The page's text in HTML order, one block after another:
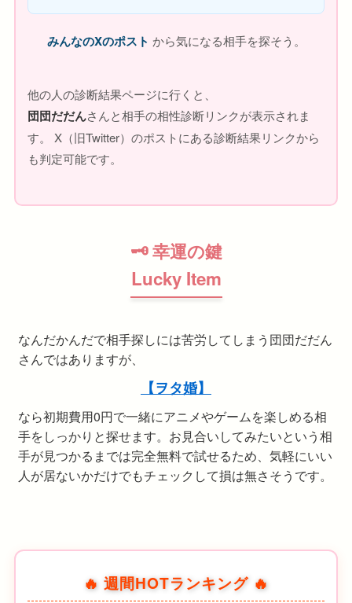
みんなのXのポスト から気になる相手を探そう。
他の人の診断結果ページに行くと、
団団だだんさんと相手の相性診断リンクが表示されま
す。 X（旧Twitter）のポストにある診断結果リンクから
も判定可能です。
🗝 幸運の鍵
Lucky Item
なんだかんだで相手探しには苦労してしまう団団だだん
さんではありますが、
【ヲタ婚】
なら初期費用0円で一緒にアニメやゲームを楽しめる相
手をしっかりと探せます。お見合いしてみたいという相
手が見つかるまでは完全無料で試せるため、気軽にいい
人が居ないかだけでもチェックして損は無さそうです。
🔥 週間HOTランキング 🔥